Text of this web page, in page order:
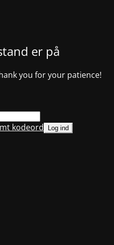
er på
you for your patience!
kodeord